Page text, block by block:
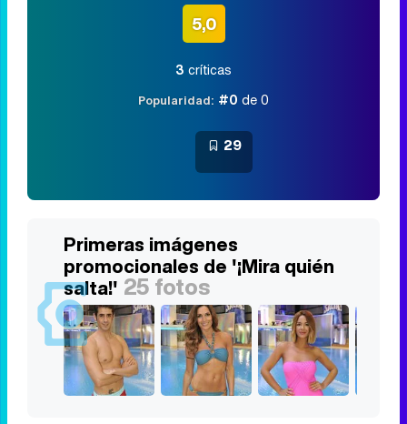
5,0
3 críticas
Popularidad: #0 de 0
29
Primeras imágenes
promocionales de '¡Mira quién
salta!' 25 fotos